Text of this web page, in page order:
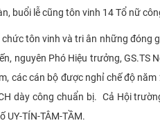
buổi lễ cũng tôn vinh 14 Tổ nữ
tôn vinh và tri ân những đóng
nguyên Phó Hiệu trưởng,
các cán bộ được nghỉ chế độ
dày công chuẩn bị. Cả Hội
UY-TÍN-TÂM-TẦM.